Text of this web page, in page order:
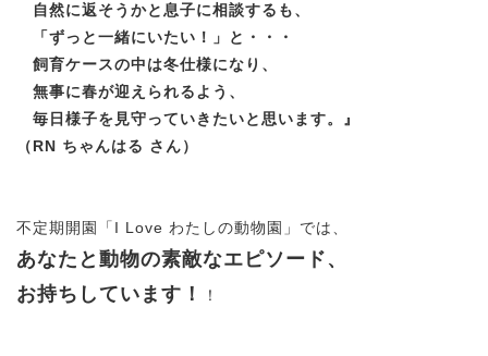
自然に返そうかと息子に相談するも、
「ずっと一緒にいたい！」と・・・
飼育ケースの中は冬仕様になり、
無事に春が迎えられるよう、
毎日様子を見守っていきたいと思います。』
（RN ちゃんはる さん）
不定期開園「I Love わたしの動物園」では、
あなたと動物の素敵なエピソード、
お持ちしています！
！